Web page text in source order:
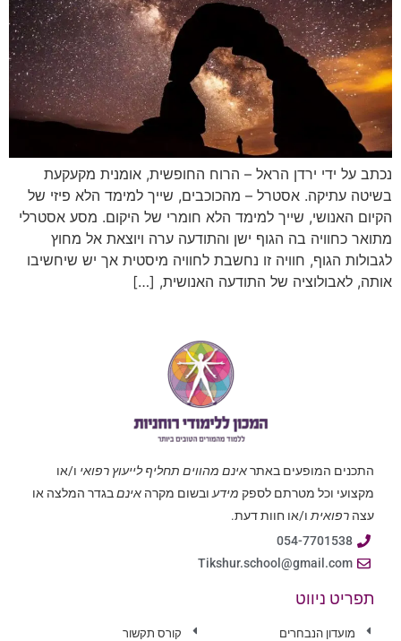
נכתב על ידי ירדן הראל – הרוח החופשית, אומנית מקעקעת
בשיטה עתיקה. אסטרל – מהכוכבים, שייך למימד הלא פיזי של
הקיום האנושי, שייך למימד הלא חומרי של היקום. מסע אסטרלי
מתואר כחוויה בה הגוף ישן והתודעה ערה ויוצאת אל מחוץ
לגבולות הגוף, חוויה זו נחשבת לחוויה מיסטית אך יש שיחשיבו
אותה, לאבולוציה של התודעה האנושית, […]
התכנים המופעים באתראינם מהווים תחליף לייעוץ רפואי ו/או
מקצועי וכל מטרתם לספק מידע ובשום מקרה אינםבגדר המלצה או
עצה רפואית ו/או חוות דעת.
054-7701538
Tikshur.school@gmail.com
תפריט ניווט
מועדון הנבחרים קורס תקשור